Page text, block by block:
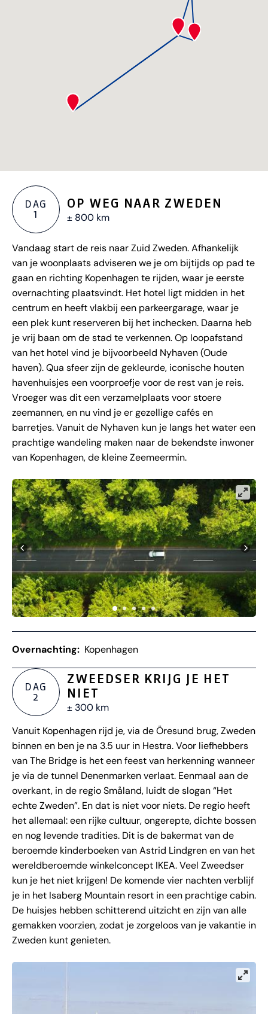
DAG
1
OP WEG NAAR ZWEDEN
± 800 km
Vandaag start de reis naar Zuid Zweden. Afhankelijk
van je woonplaats adviseren we je om bijtijds op pad te
gaan en richting Kopenhagen te rijden, waar je eerste
overnachting plaatsvindt. Het hotel ligt midden in het
centrum en heeft vlakbij een parkeergarage, waar je
een plek kunt reserveren bij het inchecken. Daarna heb
je vrij baan om de stad te verkennen. Op loopafstand
van het hotel vind je bijvoorbeeld Nyhaven (Oude
haven). Qua sfeer zijn de gekleurde, iconische houten
havenhuisjes een voorproefje voor de rest van je reis.
Vroeger was dit een verzamelplaats voor stoere
zeemannen, en nu vind je er gezellige cafés en
barretjes. Vanuit de Nyhaven kun je langs het water een
prachtige wandeling maken naar de bekendste inwoner
van Kopenhagen, de kleine Zeemeermin.
Overnachting: Kopenhagen
DAG
2
ZWEEDSER KRIJG JE HET
NIET
± 300 km
Vanuit Kopenhagen rijd je, via de Öresund brug, Zweden
binnen en ben je na 3.5 uur in Hestra. Voor liefhebbers
van The Bridge is het een feest van herkenning wanneer
je via de tunnel Denenmarken verlaat. Eenmaal aan de
overkant, in de regio Småland, luidt de slogan “Het
echte Zweden”. En dat is niet voor niets. De regio heeft
het allemaal: een rijke cultuur, ongerepte, dichte bossen
en nog levende tradities. Dit is de bakermat van de
beroemde kinderboeken van Astrid Lindgren en van het
wereldberoemde winkelconcept IKEA. Veel Zweedser
kun je het niet krijgen! De komende vier nachten verblijf
je in het Isaberg Mountain resort in een prachtige cabin.
De huisjes hebben schitterend uitzicht en zijn van alle
gemakken voorzien, zodat je zorgeloos van je vakantie in
Zweden kunt genieten.